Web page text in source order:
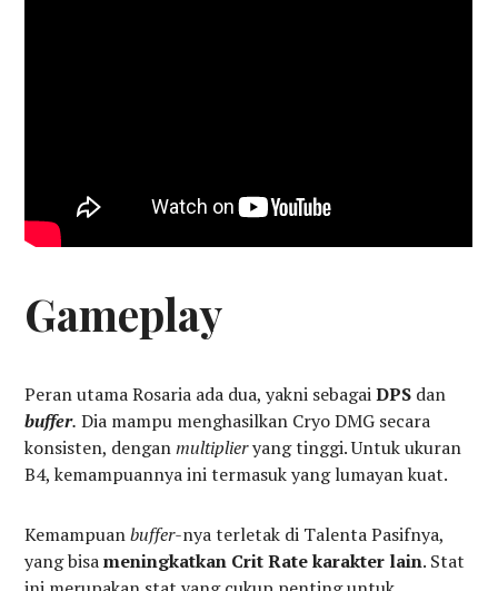
Gameplay
Peran utama Rosaria ada dua, yakni sebagaiDPS dan
buffer. Dia mampu menghasilkan Cryo DMG secara
konsisten, denganmultiplieryang tinggi. Untuk ukuran
B4, kemampuannya ini termasuk yang lumayan kuat.
Kemampuanbuffer-nya terletak di Talenta Pasifnya,
yang bisameningkatkan Crit Rate karakter lain. Stat